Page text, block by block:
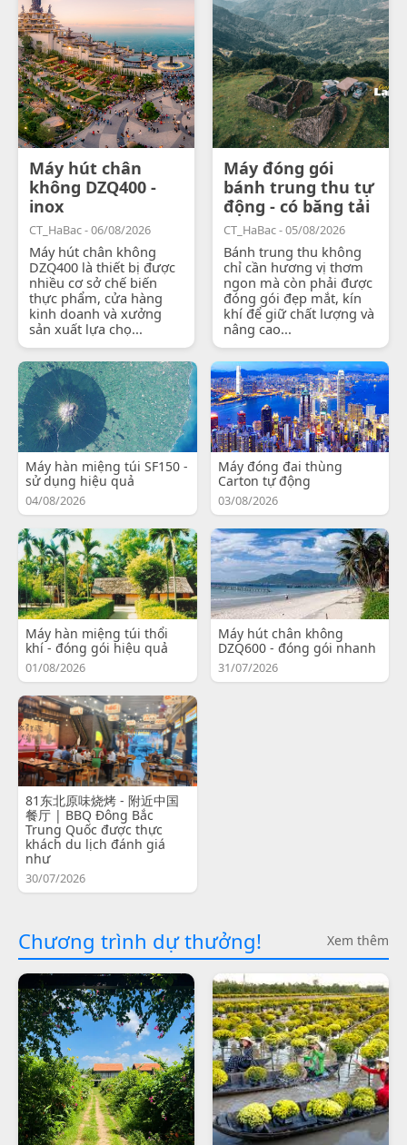
Máy hút chân
không DZQ400 -
inox
CT_HaBac - 06/08/2026
Máy hút chân không
DZQ400 là thiết bị được
nhiều cơ sở chế biến
thực phẩm, cửa hàng
kinh doanh và xưởng
sản xuất lựa chọ...
Máy đóng gói
bánh trung thu tự
động - có băng tải
CT_HaBac - 05/08/2026
Bánh trung thu không
chỉ cần hương vị thơm
ngon mà còn phải được
đóng gói đẹp mắt, kín
khí để giữ chất lượng và
nâng cao...
Máy hàn miệng túi SF150 -
sử dụng hiệu quả
04/08/2026
Máy đóng đai thùng
Carton tự động
03/08/2026
Máy hàn miệng túi thổi
khí - đóng gói hiệu quả
01/08/2026
Máy hút chân không
DZQ600 - đóng gói nhanh
31/07/2026
81东北原味烧烤 - 附近中国
餐厅 | BBQ Đông Bắc
Trung Quốc được thực
khách du lịch đánh giá
như
30/07/2026
Chương trình dự thưởng! Xem thêm